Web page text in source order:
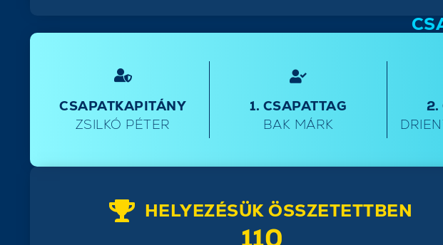
CSAPATKAPITÁNY
ZSILKÓ PÉTER
1. CSAPATTAG
BAK MÁRK
2.
HELYEZÉSÜK ÖSSZETETTBEN
110